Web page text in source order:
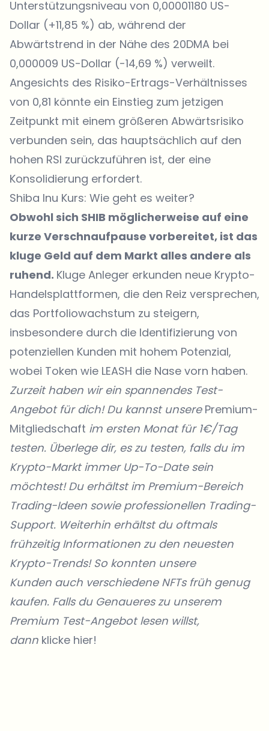
Unterstützungsniveau von 0,00001180 US-
Dollar (+11,85 %) ab, während der
Abwärtstrend in der Nähe des 20DMA bei
0,000009 US-Dollar (-14,69 %) verweilt.
Angesichts des Risiko-Ertrags-Verhältnisses
von 0,81 könnte ein Einstieg zum jetzigen
Zeitpunkt mit einem größeren Abwärtsrisiko
verbunden sein, das hauptsächlich auf den
hohen RSI zurückzuführen ist, der eine
Konsolidierung erfordert.
Shiba Inu Kurs: Wie geht es weiter?
Obwohl sich SHIB möglicherweise auf eine
kurze Verschnaufpause vorbereitet, ist das
kluge Geld auf dem Markt alles andere als
ruhend. Kluge Anleger erkunden neue Krypto-
Handelsplattformen, die den Reiz versprechen,
das Portfoliowachstum zu steigern,
insbesondere durch die Identifizierung von
potenziellen Kunden mit hohem Potenzial,
wobei Token wie LEASH die Nase vorn haben.
Zurzeit haben wir ein spannendes Test-
Angebot für dich! Du kannst unsere Premium-
Mitgliedschaft im ersten Monat für 1€/Tag
testen. Überlege dir, es zu testen, falls du im
Krypto-Markt immer Up-To-Date sein
möchtest! Du erhältst im Premium-Bereich
Trading-Ideen sowie professionellen Trading-
Support. Weiterhin erhältst du oftmals
frühzeitig Informationen zu den neuesten
Krypto-Trends! So konnten unsere
Kunden auch verschiedene NFTs früh genug
kaufen. Falls du Genaueres zu unserem
Premium Test-Angebot lesen willst,
dann klicke hier!